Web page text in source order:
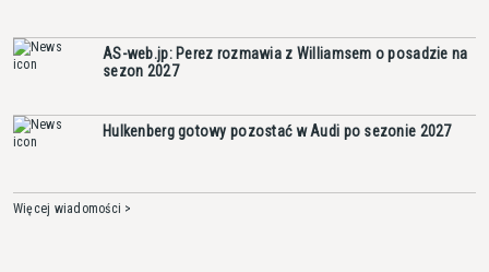
AS-web.jp: Perez rozmawia z Williamsem o posadzie na
sezon 2027
Hulkenberg gotowy pozostać w Audi po sezonie 2027
Więcej wiadomości >